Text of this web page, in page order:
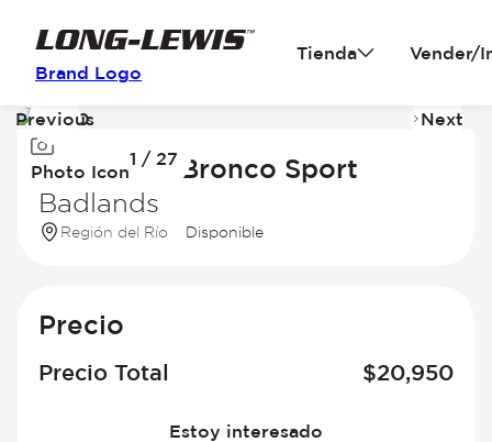
Brand Logo
Tienda Vender/
Image
of
Photo Icon
1 / 27
Previous Next
2021 Ford Bronco Sport
Badlands
Región del Río Disponible
Precio
Precio Total $20,950
Estoy interesado